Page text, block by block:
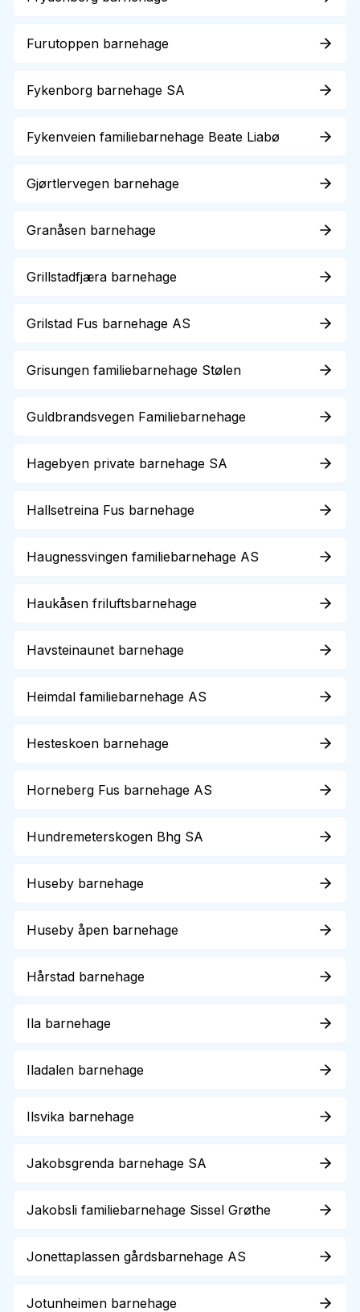
Furutoppen barnehage
Fykenborg barnehage SA
Fykenveien familiebarnehage Beate Liabø
Gjørtlervegen barnehage
Granåsen barnehage
Grillstadfjæra barnehage
Grilstad Fus barnehage AS
Grisungen familiebarnehage Stølen
Guldbrandsvegen Familiebarnehage
Hagebyen private barnehage SA
Hallsetreina Fus barnehage
Haugnessvingen familiebarnehage AS
Haukåsen friluftsbarnehage
Havsteinaunet barnehage
Heimdal familiebarnehage AS
Hesteskoen barnehage
Horneberg Fus barnehage AS
Hundremeterskogen Bhg SA
Huseby barnehage
Huseby åpen barnehage
Hårstad barnehage
Ila barnehage
Iladalen barnehage
Ilsvika barnehage
Jakobsgrenda barnehage SA
Jakobsli familiebarnehage Sissel Grøthe
Jonettaplassen gårdsbarnehage AS
Jotunheimen barnehage